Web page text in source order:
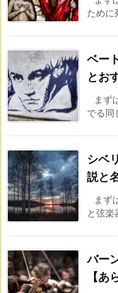
ために
ベー
とお
まず
でる同
シベ
説と
まず
と弦楽
バー
【あ